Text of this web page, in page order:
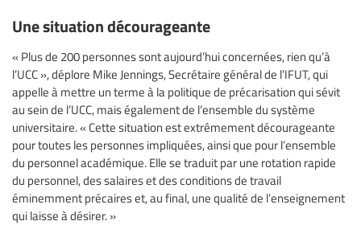
Une situation décourageante
« Plus de 200 personnes sont aujourd’hui concernées, rien qu’à
l’UCC », déplore Mike Jennings, Secrétaire général de l’IFUT, qui
appelle à mettre un terme à la politique de précarisation qui sévit
au sein de l’UCC, mais également de l’ensemble du système
universitaire. « Cette situation est extrêmement décourageante
pour toutes les personnes impliquées, ainsi que pour l’ensemble
du personnel académique. Elle se traduit par une rotation rapide
du personnel, des salaires et des conditions de travail
éminemment précaires et, au final, une qualité de l’enseignement
qui laisse à désirer. »